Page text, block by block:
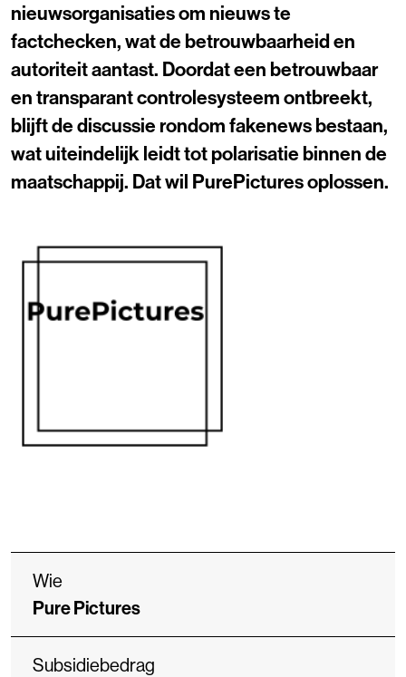
nieuwsorganisaties om nieuws te
factchecken, wat de betrouwbaarheid en
autoriteit aantast. Doordat een betrouwbaar
en transparant controlesysteem ontbreekt,
blijft de discussie rondom fakenews bestaan,
wat uiteindelijk leidt tot polarisatie binnen de
maatschappij. Dat wil PurePictures oplossen.
Wie
Pure Pictures
Subsidiebedrag